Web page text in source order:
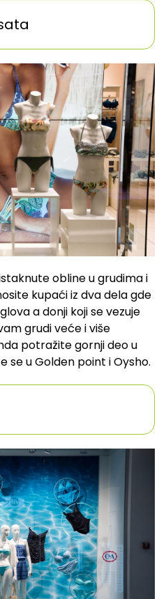
obline u grudima i
kupaći iz dva dela gde
a donji koji se vezuje
grudi veće i više
potražite gornji deo u
se u Golden point i Oysho.